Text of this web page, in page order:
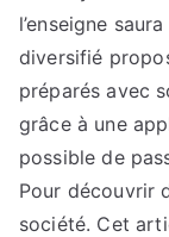
l’enseigne
diversifié
préparés avec
grâce à une
possible de
Pour découvrir
société. Cet